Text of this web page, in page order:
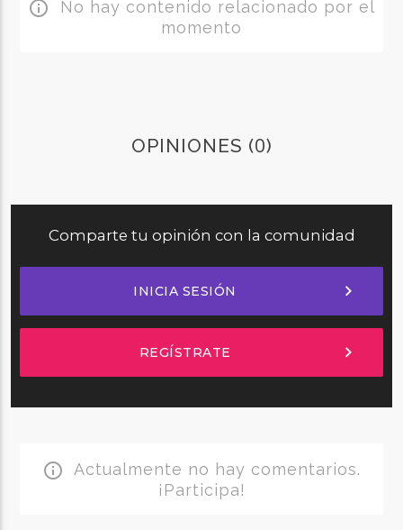
info_outline No hay contenido relacionado por el
momento
OPINIONES (0)
Comparte tu opinión con la comunidad
INICIA SESIÓN chevron_right
REGÍSTRATE chevron_right
info_outline Actualmente no hay comentarios.
¡Participa!